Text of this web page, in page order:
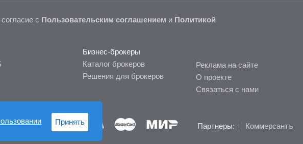
с Пользовательским соглашением и Политикой
Бизнес-брокеры
Каталог брокеров
Решения для брокеров
Реклама на сайте
О проекте
Связаться с нами
Партнеры: Коммерсантъ
Принять